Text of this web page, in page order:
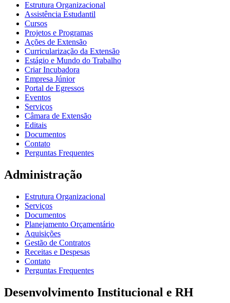
Estrutura Organizacional
Assistência Estudantil
Cursos
Projetos e Programas
Ações de Extensão
Curricularização da Extensão
Estágio e Mundo do Trabalho
Criar Incubadora
Empresa Júnior
Portal de Egressos
Eventos
Serviços
Câmara de Extensão
Editais
Documentos
Contato
Perguntas Frequentes
Administração
Estrutura Organizacional
Serviços
Documentos
Planejamento Orçamentário
Aquisições
Gestão de Contratos
Receitas e Despesas
Contato
Perguntas Frequentes
Desenvolvimento Institucional e RH